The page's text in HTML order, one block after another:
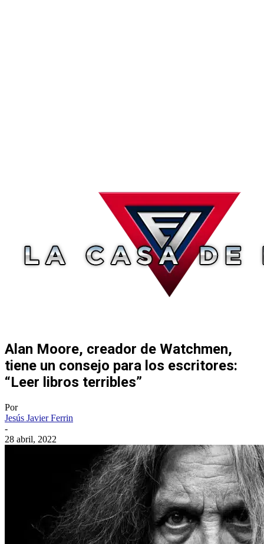
Alan Moore, creador de Watchmen,
tiene un consejo para los escritores:
“Leer libros terribles”
Por
Jesús Javier Ferrin
-
28 abril, 2022